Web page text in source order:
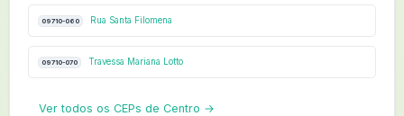
09710-060 Rua Santa Filomena
09710-070 Travessa Mariana Lotto
Ver todos os CEPs de Centro →